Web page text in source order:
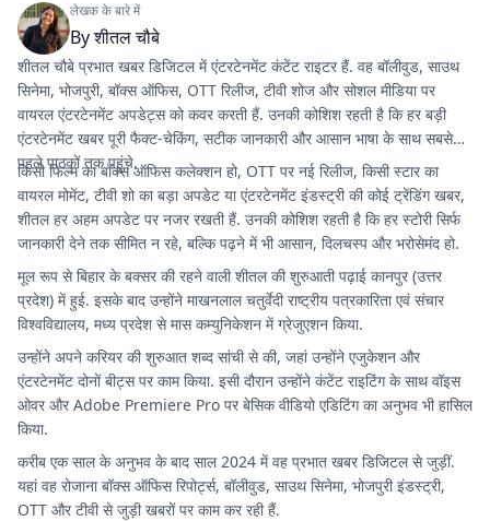
लेखक के बारे में
Byशीतल चौबे
शीतल चौबे प्रभात खबर डिजिटल में एंटरटेनमेंट कंटेंट राइटर हैं. वह बॉलीवुड, साउथ
सिनेमा, भोजपुरी, बॉक्स ऑफिस, OTT रिलीज, टीवी शोज और सोशल मीडिया पर
वायरल एंटरटेनमेंट अपडेट्स को कवर करती हैं. उनकी कोशिश रहती है कि हर बड़ी
एंटरटेनमेंट खबर पूरी फैक्ट-चेकिंग, सटीक जानकारी और आसान भाषा के साथ सबसे
पहले पाठकों तक पहुंचे.
किसी फिल्म का बॉक्स ऑफिस कलेक्शन हो, OTT पर नई रिलीज, किसी स्टार का
वायरल मोमेंट, टीवी शो का बड़ा अपडेट या एंटरटेनमेंट इंडस्ट्री की कोई ट्रेंडिंग खबर,
शीतल हर अहम अपडेट पर नजर रखती हैं. उनकी कोशिश रहती है कि हर स्टोरी सिर्फ
जानकारी देने तक सीमित न रहे, बल्कि पढ़ने में भी आसान, दिलचस्प और भरोसेमंद हो.
मूल रूप से बिहार के बक्सर की रहने वाली शीतल की शुरुआती पढ़ाई कानपुर (उत्तर
प्रदेश) में हुई. इसके बाद उन्होंने माखनलाल चतुर्वेदी राष्ट्रीय पत्रकारिता एवं संचार
विश्वविद्यालय, मध्य प्रदेश से मास कम्युनिकेशन में ग्रेजुएशन किया.
उन्होंने अपने करियर की शुरुआत शब्द सांची से की, जहां उन्होंने एजुकेशन और
एंटरटेनमेंट दोनों बीट्स पर काम किया. इसी दौरान उन्होंने कंटेंट राइटिंग के साथ वॉइस
ओवर और Adobe Premiere Pro पर बेसिक वीडियो एडिटिंग का अनुभव भी हासिल
किया.
करीब एक साल के अनुभव के बाद साल 2024 में वह प्रभात खबर डिजिटल से जुड़ीं.
यहां वह रोजाना बॉक्स ऑफिस रिपोर्ट्स, बॉलीवुड, साउथ सिनेमा, भोजपुरी इंडस्ट्री,
OTT और टीवी से जुड़ी खबरों पर काम कर रही हैं.